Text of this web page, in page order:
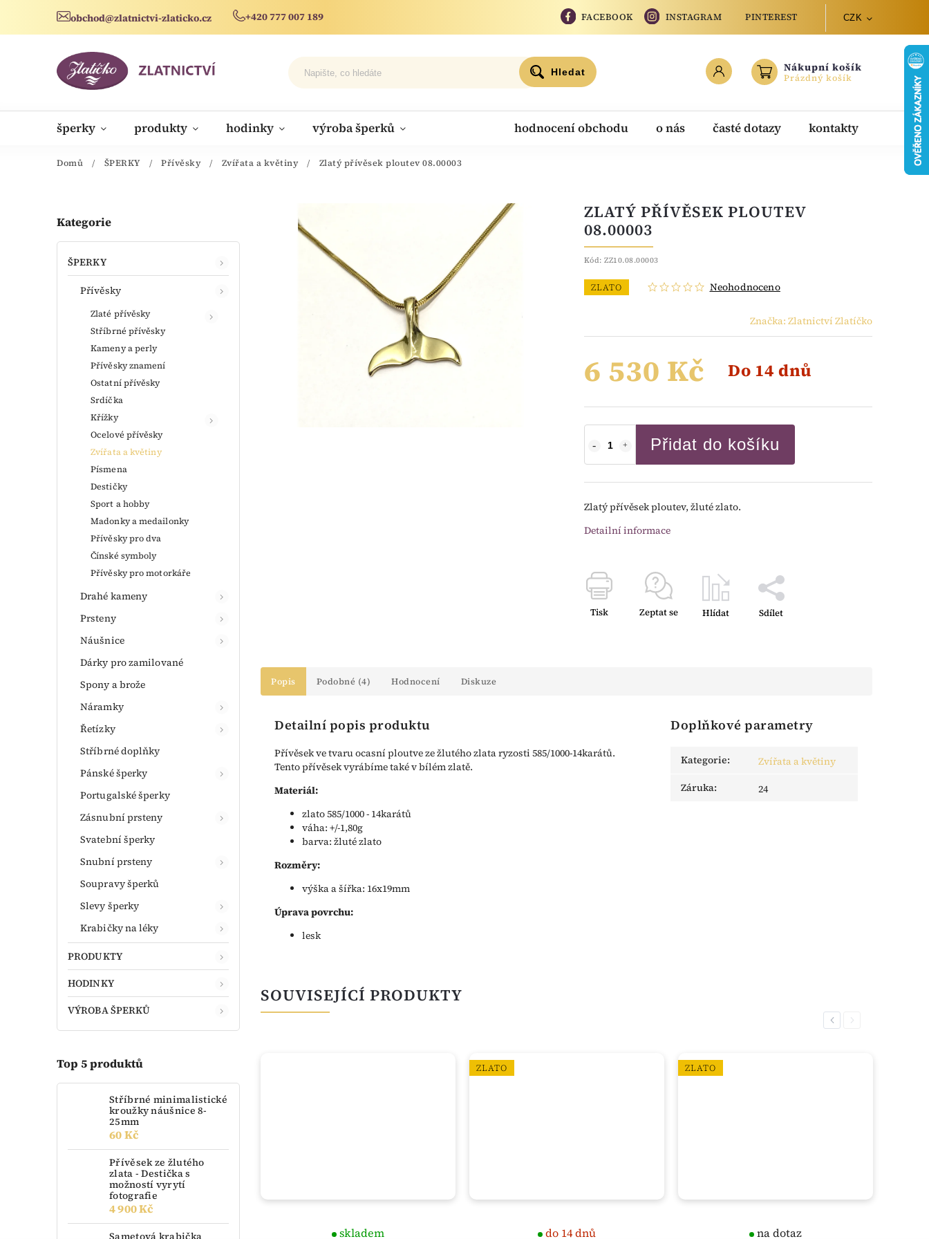
obchod@zlatnictvi-zlaticko.cz +420 777 007 189 FACEBOOK INSTAGRAM PINTEREST CZK
Hledat Nákupní košík
Prázdný košík
šperky produkty hodinky výroba šperků hodnocení obchodu o nás časté dotazy kontakty
novinky
Domů / ŠPERKY / Přívěsky / Zvířata a květiny / Zlatý přívěsek ploutev 08.00003
Kategorie
ŠPERKY
Přívěsky
Zlaté přívěsky
Stříbrné přívěsky
Kameny a perly
Přívěsky znamení
Ostatní přívěsky
Srdíčka
Křížky
Ocelové přívěsky
Zvířata a květiny
Písmena
Destičky
Sport a hobby
Madonky a medailonky
Přívěsky pro dva
Čínské symboly
Přívěsky pro motorkáře
Drahé kameny
Prsteny
Náušnice
Dárky pro zamilované
Spony a brože
Náramky
Řetízky
Stříbrné doplňky
Pánské šperky
Portugalské šperky
Zásnubní prsteny
Svatební šperky
Snubní prsteny
Soupravy šperků
Slevy šperky
Krabičky na léky
PRODUKTY
HODINKY
VÝROBA ŠPERKŮ
Top 5 produktů
Stříbrné minimalistické
kroužky náušnice 8-
25mm
60 Kč
Přívěsek ze žlutého
zlata - Destička s
možností vyrytí
fotografie
4 900 Kč
Sametová krabička
ZLATÝ PŘÍVĚSEK PLOUTEV
08.00003
Kód: ZZ10.08.00003
ZLATO Neohodnoceno
Značka: Zlatnictví Zlatíčko
6 530 Kč Do 14 dnů
Přidat do košíku
Zlatý přívěsek ploutev, žluté zlato.
Detailní informace
Tisk Zeptat se Hlídat Sdílet
Popis Podobné (4) Hodnocení Diskuze
Detailní popis produktu
Přívěsek ve tvaru ocasní ploutve ze žlutého zlata ryzosti 585/1000-14karátů.
Tento přívěsek vyrábíme také v bílém zlatě.
Materiál:
zlato 585/1000 - 14karátů
váha: +/-1,80g
barva: žluté zlato
Rozměry:
výška a šířka: 16x19mm
Úprava povrchu:
lesk
Doplňkové parametry
Kategorie:
Zvířata a květiny
Záruka: 24
SOUVISEJÍCÍ PRODUKTY
Previous
ZLATO
skladem skladem
ZLATO
do 14 dnů
ZLATO
na dotaz
Next